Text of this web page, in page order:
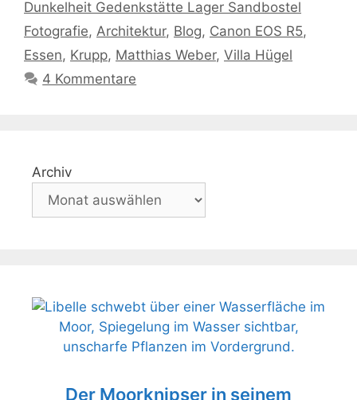
Dunkelheit Gedenkstätte Lager Sandbostel
Fotografie, Architektur, Blog, Canon EOS R5,
Essen, Krupp, Matthias Weber, Villa Hügel
4 Kommentare
Archiv
Der Moorknipser in seinem